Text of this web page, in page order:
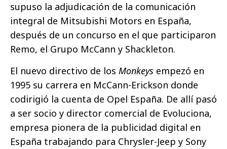
supuso la adjudicación de la comunicación
integral de Mitsubishi Motors en España,
después de un concurso en el que participaron
Remo, el Grupo McCann y Shackleton.
El nuevo directivo de los Monkeys empezó en
1995 su carrera en McCann-Erickson donde
codirigió la cuenta de Opel España. De allí pasó
a ser socio y director comercial de Evoluciona,
empresa pionera de la publicidad digital en
España trabajando para Chrysler-Jeep y Sony